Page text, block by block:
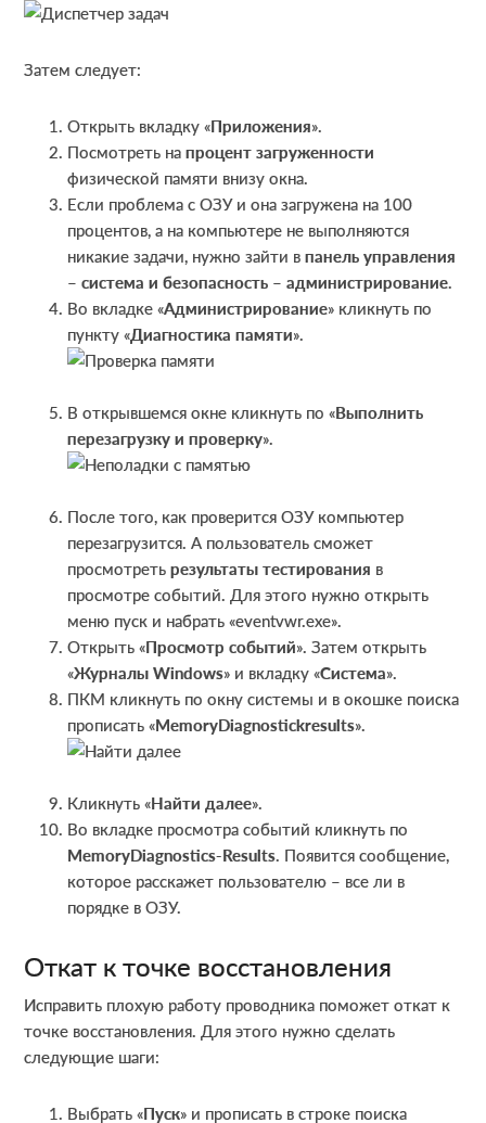
Затем следует:
Открыть вкладку «Приложения».
Посмотреть напроцент загруженности
физической памяти внизу окна.
Если проблема с ОЗУ и она загружена на 100
процентов, а на компьютере не выполняются
никакие задачи, нужно зайти впанель управления
–система и безопасность –администрирование.
Во вкладке «Администрирование» кликнуть по
пункту «Диагностика памяти».
В открывшемся окне кликнуть по «Выполнить
перезагрузку и проверку».
После того, как проверится ОЗУ компьютер
перезагрузится. А пользователь сможет
просмотретьрезультаты тестирования в
просмотре событий. Для этого нужно открыть
меню пуск и набрать «eventvwr.exe».
Открыть «Просмотр событий». Затем открыть
«Журналы Windows» и вкладку «Система».
ПКМ кликнуть по окну системы и в окошке поиска
прописать «MemoryDiagnostickresults».
Кликнуть «Найти далее».
Во вкладке просмотра событий кликнуть по
MemoryDiagnostics-Results. Появится сообщение,
которое расскажет пользователю – все ли в
порядке в ОЗУ.
Откат к точке восстановления
Исправить плохую работу проводника поможет откат к
точке восстановления. Для этого нужно сделать
следующие шаги:
Выбрать «Пуск» и прописать в строке поиска